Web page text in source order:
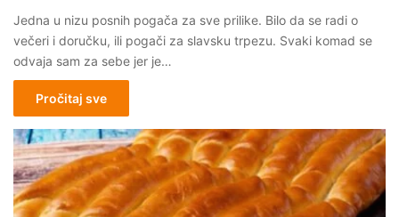
Jedna u nizu posnih pogača za sve prilike. Bilo da se radi o
večeri i doručku, ili pogači za slavsku trpezu. Svaki komad se
odvaja sam za sebe jer je…
Pročitaj sve